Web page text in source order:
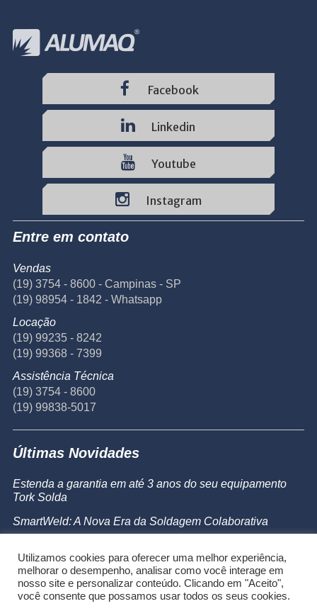
Facebook
Linkedin
Youtube
Instagram
Entre em contato
Vendas
(19) 3754 - 8600 - Campinas - SP
(19) 98954 - 1842 - Whatsapp
Locação
(19) 99235 - 8242
(19) 99368 - 7399
Assistência Técnica
(19) 3754 - 8600
(19) 99838-5017
Últimas Novidades
Estenda a garantia em até 3 anos do seu equipamento
Tork Solda
SmartWeld: A Nova Era da Soldagem Colaborativa
Powermax 45 SYNC
Utilizamos cookies para oferecer uma melhor experiência,
melhorar o desempenho, analisar como você interage em
nosso site e personalizar conteúdo. Clicando em "Aceito",
você consente que possamos usar todos os seus cookies.